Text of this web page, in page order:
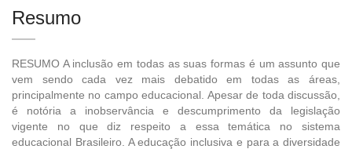
Resumo
RESUMO A inclusão em todas as suas formas é um assunto que
vem sendo cada vez mais debatido em todas as áreas,
principalmente no campo educacional. Apesar de toda discussão,
é notória a inobservância e descumprimento da legislação
vigente no que diz respeito a essa temática no sistema
educacional Brasileiro. A educação inclusiva e para a diversidade